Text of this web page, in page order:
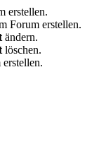
erstellen.
Forum erstellen.
ändern.
löschen.